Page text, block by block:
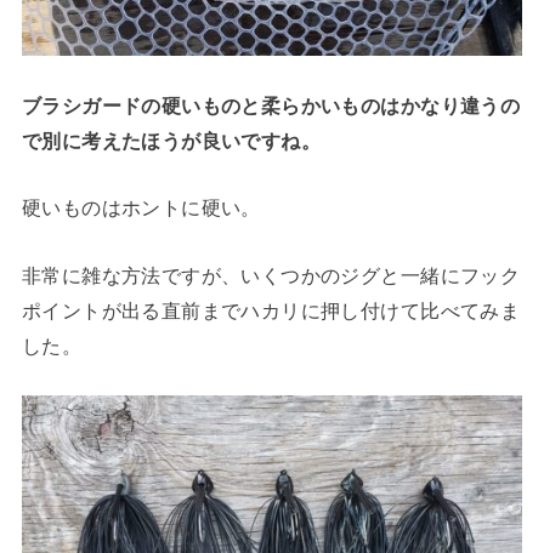
ブラシガードの硬いものと柔らかいものはかなり違うの
で別に考えたほうが良いですね。
硬いものはホントに硬い。
非常に雑な方法ですが、いくつかのジグと一緒にフック
ポイントが出る直前までハカリに押し付けて比べてみま
した。